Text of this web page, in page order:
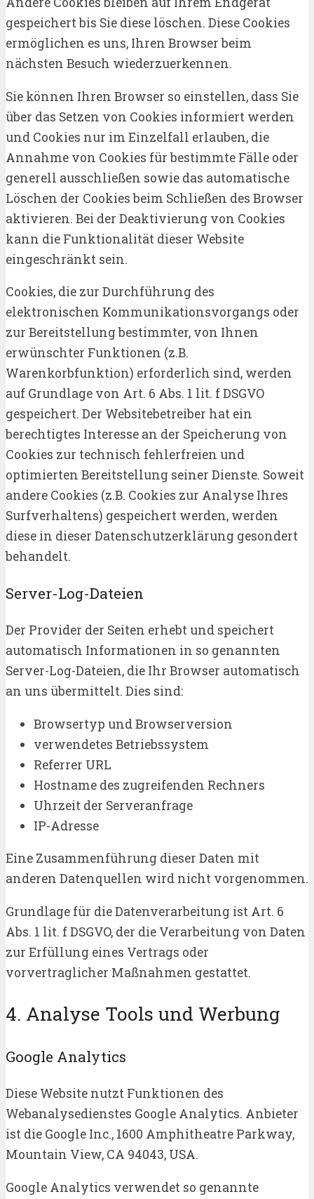
gespeichert bis Sie diese löschen. Diese Cookies
ermöglichen es uns, Ihren Browser beim
nächsten Besuch wiederzuerkennen.
Sie können Ihren Browser so einstellen, dass Sie
über das Setzen von Cookies informiert werden
und Cookies nur im Einzelfall erlauben, die
Annahme von Cookies für bestimmte Fälle oder
generell ausschließen sowie das automatische
Löschen der Cookies beim Schließen des Browser
aktivieren. Bei der Deaktivierung von Cookies
kann die Funktionalität dieser Website
eingeschränkt sein.
Cookies, die zur Durchführung des
elektronischen Kommunikationsvorgangs oder
zur Bereitstellung bestimmter, von Ihnen
erwünschter Funktionen (z.B.
Warenkorbfunktion) erforderlich sind, werden
auf Grundlage von Art. 6 Abs. 1 lit. f DSGVO
gespeichert. Der Websitebetreiber hat ein
berechtigtes Interesse an der Speicherung von
Cookies zur technisch fehlerfreien und
optimierten Bereitstellung seiner Dienste. Soweit
andere Cookies (z.B. Cookies zur Analyse Ihres
Surfverhaltens) gespeichert werden, werden
diese in dieser Datenschutzerklärung gesondert
behandelt.
Server-Log-Dateien
Der Provider der Seiten erhebt und speichert
automatisch Informationen in so genannten
Server-Log-Dateien, die Ihr Browser automatisch
an uns übermittelt. Dies sind:
Browsertyp und Browserversion
verwendetes Betriebssystem
Referrer URL
Hostname des zugreifenden Rechners
Uhrzeit der Serveranfrage
IP-Adresse
Eine Zusammenführung dieser Daten mit
anderen Datenquellen wird nicht vorgenommen.
Grundlage für die Datenverarbeitung ist Art. 6
Abs. 1 lit. f DSGVO, der die Verarbeitung von Daten
zur Erfüllung eines Vertrags oder
vorvertraglicher Maßnahmen gestattet.
4. Analyse Tools und Werbung
Google Analytics
Diese Website nutzt Funktionen des
Webanalysedienstes Google Analytics. Anbieter
ist die Google Inc., 1600 Amphitheatre Parkway,
Mountain View, CA 94043, USA.
Google Analytics verwendet so genannte